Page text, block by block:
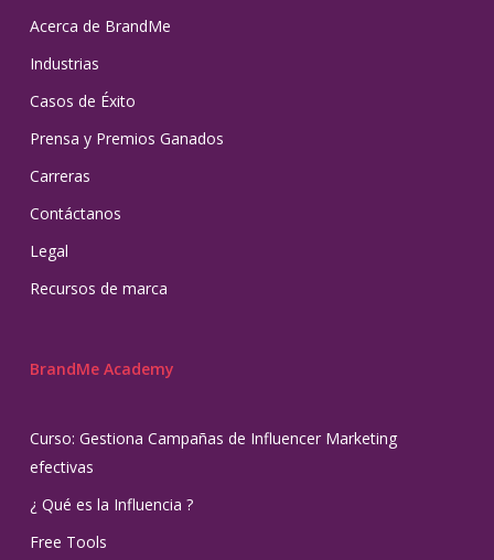
Acerca de BrandMe
Industrias
Casos de Éxito
Prensa y Premios Ganados
Carreras
Contáctanos
Legal
Recursos de marca
BrandMe Academy
Curso: Gestiona Campañas de Influencer Marketing
efectivas
¿ Qué es la Influencia ?
Free Tools